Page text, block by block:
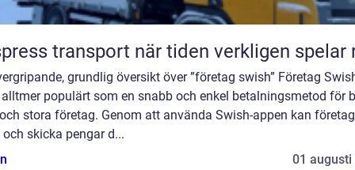
Ekspress transport när tiden verkligen
grundlig översikt över ”företag swish” Företag
populärt som en snabb och enkel betalningsmetod för
stora företag. Genom att använda Swish-appen kan
skicka pengar d...
01 augusti